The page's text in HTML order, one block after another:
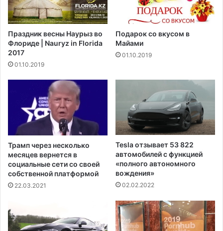
т
р
я
н
а
д
р
а
п
д
е
н
м
с
и
и
И
н
и
и
е
в
с
п
л
к
а
Праздник весны Наурыз во
Флориде | Nauryz in Florida
2017
01.10.2019
Подарок со вкусом в
Майами
01.10.2019
Трамп через несколько
месяцев вернется в
социальные сети со своей
собственной платформой
22.03.2021
Tesla отзывает 53 822
автомобилей с функцией
«полного автономного
вождения»
02.02.2022